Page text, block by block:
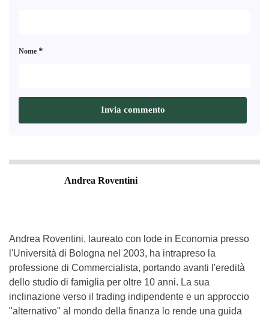
Nome *
Andrea Roventini
Andrea Roventini, laureato con lode in Economia presso
l'Università di Bologna nel 2003, ha intrapreso la
professione di Commercialista, portando avanti l'eredità
dello studio di famiglia per oltre 10 anni. La sua
inclinazione verso il trading indipendente e un approccio
"alternativo" al mondo della finanza lo rende una guida